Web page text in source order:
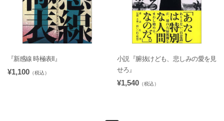
『新感線 時極表II』
¥1,100 （税込）
小説『腑抜けども、悲しみの愛を見
せろ』
¥1,540 （税込）